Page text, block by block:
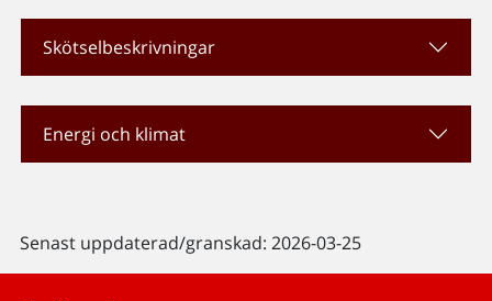
Skötselbeskrivningar
Energi och klimat
Senast uppdaterad/granskad: 2026-03-25